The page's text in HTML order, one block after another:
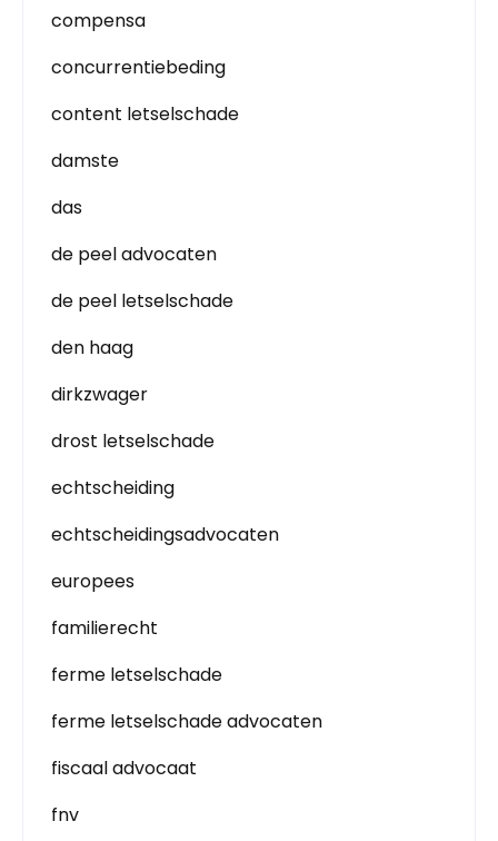
compensa
concurrentiebeding
content letselschade
damste
das
de peel advocaten
de peel letselschade
den haag
dirkzwager
drost letselschade
echtscheiding
echtscheidingsadvocaten
europees
familierecht
ferme letselschade
ferme letselschade advocaten
fiscaal advocaat
fnv